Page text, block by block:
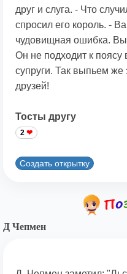
друг и слуга. - Что
спросил его король. -
чудовищная ошибка.
Он не подходит к
супруги. Так выпьем
друзей!
Тосты другу
2
Создать открытку
Д Чепмен